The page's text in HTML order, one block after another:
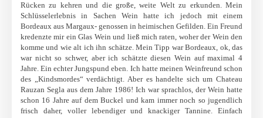
Rücken zu kehren und die große, weite Welt zu erkunden. Mein
Schlüsselerlebnis in Sachen Wein hatte ich jedoch mit einem
Bordeaux aus Margaux- genossen in heimischen Gefilden. Ein Freund
kredenzte mir ein Glas Wein und ließ mich raten, woher der Wein den
komme und wie alt ich ihn schätze. Mein Tipp war Bordeaux, ok, das
war nicht so schwer, aber ich schätzte diesen Wein auf maximal 4
Jahre. Ein echter Jungspund eben. Ich hatte meinen Weinfreund schon
des „Kindsmordes“ verdächtigt. Aber es handelte sich um Chateau
Rauzan Segla aus dem Jahre 1986! Ich war sprachlos, der Wein hatte
schon 16 Jahre auf dem Buckel und kam immer noch so jugendlich
frisch daher, voller lebendiger und knackiger Tannine. Einfach